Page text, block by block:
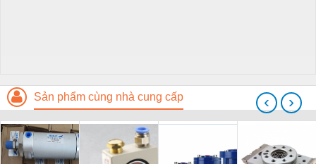
Sản phẩm cùng nhà cung cấp ‹ ›